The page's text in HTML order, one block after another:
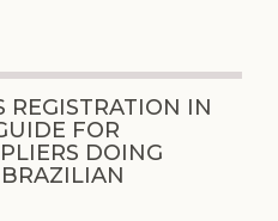
REGISTRATION IN
FOR
DOING